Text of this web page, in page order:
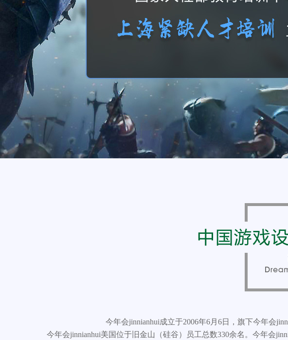
今年会jinnianhui成立于2006年6月6日，旗下今年会
今年会jinnianhui美国位于旧金山（硅谷）员工总数330余名。今年会